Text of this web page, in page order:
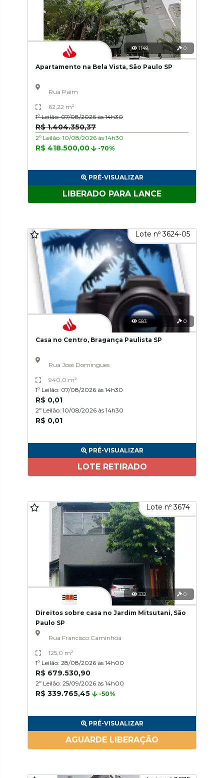
1148 0
Apartamento na Bela Vista, São Paulo SP
Rua Paim
62,22 m²
1º Leilão: 07/08/2026 às 14h30
R$ 1.404.350,37
2º Leilão: 10/08/2026 às 14h30
R$ 418.500,00 -70%
PRÉ-VISUALIZAR
LIBERADO PARA LANCE
Lote nº 3624-05
583 0
Casa no Centro, Bragança Paulista SP
Rua José Domingues
940,0 m²
1º Leilão: 07/08/2026 às 14h30
R$ 0,01
2º Leilão: 10/08/2026 às 14h30
R$ 0,01
PRÉ-VISUALIZAR
LOTE RETIRADO
Lote nº 3674
332 0
Direitos sobre casa no Jardim Mitsutani, São
Paulo SP
Rua Francisco Caminhoá
125,0 m²
1º Leilão: 28/08/2026 às 14h00
R$ 679.530,90
2º Leilão: 25/09/2026 às 14h00
R$ 339.765,45 -50%
PRÉ-VISUALIZAR
AGUARDE LIBERAÇÃO